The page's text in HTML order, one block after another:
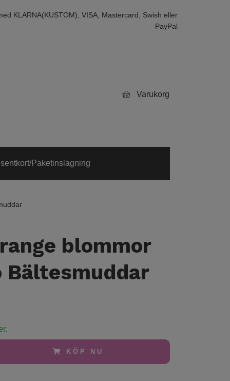
KLARNA(KUSTOM), VISA, Mastercard, Swish eller
PayPal
Varukorg
Paketinslagning
blommor
Bältesmuddar
KÖP NU